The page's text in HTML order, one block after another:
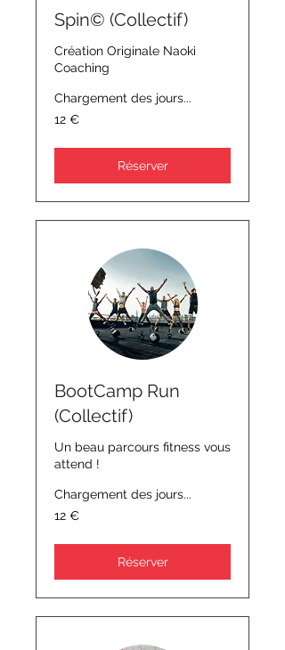
Spin© (Collectif)
Création Originale Naoki
Coaching
Chargement des jours...
euros
12 €
Réserver
BootCamp Run
(Collectif)
Un beau parcours fitness vous
attend !
Chargement des jours...
euros
12 €
Réserver